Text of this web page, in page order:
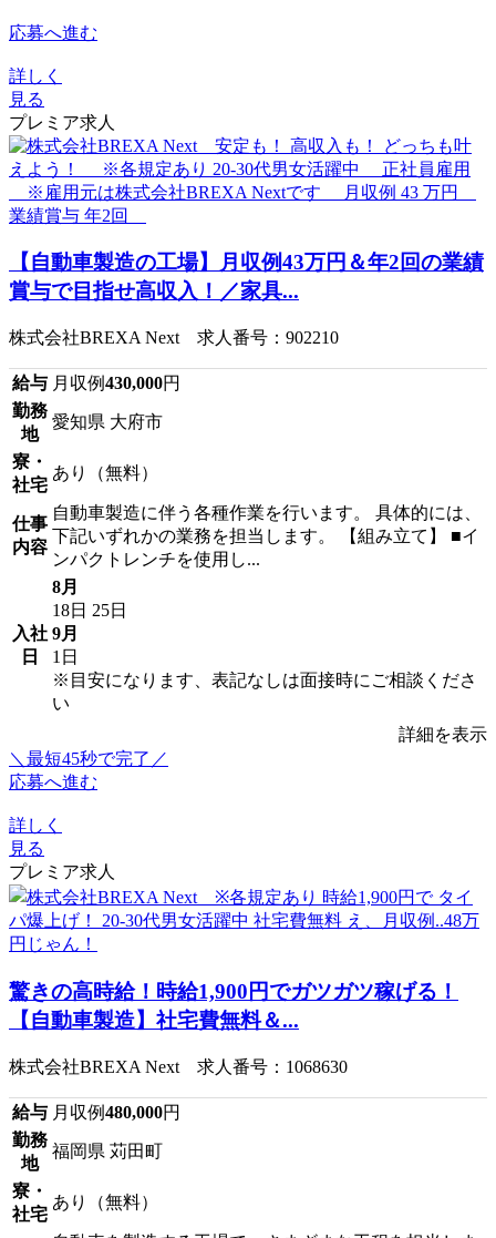
応募へ進む
詳しく
見る
プレミア求人
【自動車製造の工場】月収例43万円＆年2回の業績
賞与で目指せ高収入！／家具...
株式会社BREXA Next 求人番号：902210
給与 月収例430,000円
勤務
地
愛知県 大府市
寮・
社宅
あり（無料）
仕事
内容
自動車製造に伴う各種作業を行います。 具体的には、
下記いずれかの業務を担当します。 【組み立て】 ■イ
ンパクトレンチを使用し...
入社
日
8月
18日 25日
9月
1日
※目安になります、表記なしは面接時にご相談くださ
い
詳細を表示
＼最短45秒で完了／
応募へ進む
詳しく
見る
プレミア求人
驚きの高時給！時給1,900円でガツガツ稼げる！
【自動車製造】社宅費無料＆...
株式会社BREXA Next 求人番号：1068630
給与 月収例480,000円
勤務
地
福岡県 苅田町
寮・
社宅
あり（無料）